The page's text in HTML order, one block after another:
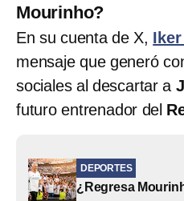
Mourinho?
En su cuenta de X,
mensaje que generó
sociales al descartar a
futuro entrenador del
DEPORTES
¿Regresa